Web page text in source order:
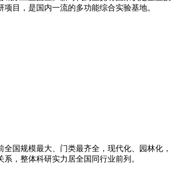
目，是国内一流的多功能综合实验基地。
国规模最大、门类最齐全，现代化、园林化，
，整体科研实力居全国同行业前列。